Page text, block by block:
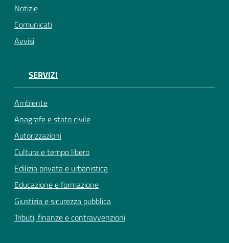
Notizie
Comunicati
Avvisi
SERVIZI
Ambiente
Anagrafe e stato civile
Autorizzazioni
Cultura e tempo libero
Edilizia privata e urbanistica
Educazione e formazione
Giustizia e sicurezza pubblica
Tributi, finanze e contravvenzioni